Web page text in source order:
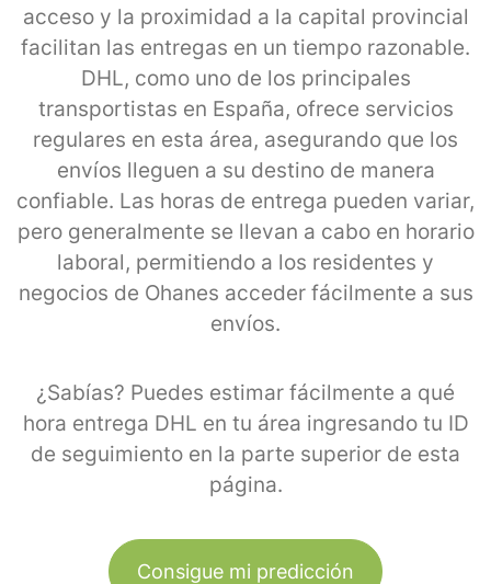
acceso y la proximidad a la capital provincial
facilitan las entregas en un tiempo razonable.
DHL, como uno de los principales
transportistas en España, ofrece servicios
regulares en esta área, asegurando que los
envíos lleguen a su destino de manera
confiable. Las horas de entrega pueden variar,
pero generalmente se llevan a cabo en horario
laboral, permitiendo a los residentes y
negocios de Ohanes acceder fácilmente a sus
envíos.
¿Sabías? Puedes estimar fácilmente a qué
hora entrega DHL en tu área ingresando tu ID
de seguimiento en la parte superior de esta
página.
Consigue mi predicción